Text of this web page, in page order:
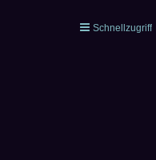
Schnellzugriff